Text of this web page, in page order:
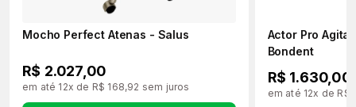
Mocho Perfect Atenas - Salus
R$ 2.027,00
em até 12x de R$ 168,92 sem juros
Actor Pro
Bondent
R$ 1.630,00
em até 12x de R$